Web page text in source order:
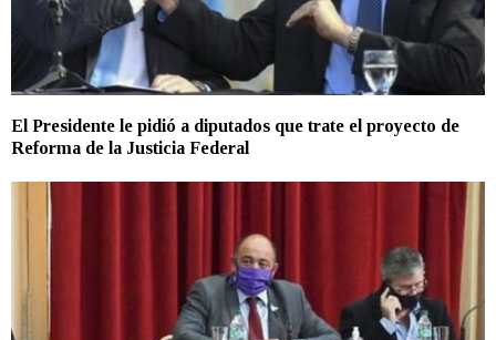
El Presidente le pidió a diputados que trate el proyecto de
Reforma de la Justicia Federal